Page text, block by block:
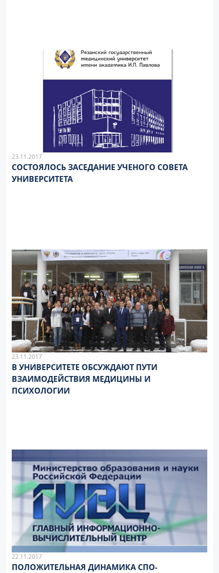
23.11.2017
СОСТОЯЛОСЬ ЗАСЕДАНИЕ УЧЕНОГО СОВЕТА
УНИВЕРСИТЕТА
23.11.2017
В УНИВЕРСИТЕТЕ ОБСУЖДАЮТ ПУТИ
ВЗАИМОДЕЙСТВИЯ МЕДИЦИНЫ И
ПСИХОЛОГИИ
22.11.2017
ПОЛОЖИТЕЛЬНАЯ ДИНАМИКА СПО-